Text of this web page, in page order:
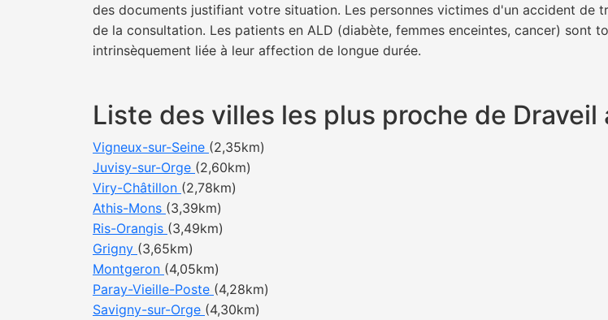
des documents justifiant votre situation. Les personnes victimes d'un accident de
de la consultation. Les patients en ALD (diabète, femmes enceintes, cancer) sont
intrinsèquement liée à leur affection de longue durée.
Liste des villes les plus proche de
Vigneux-sur-Seine (2,35km)
Juvisy-sur-Orge (2,60km)
Viry-Châtillon (2,78km)
Athis-Mons (3,39km)
Ris-Orangis (3,49km)
Grigny (3,65km)
Montgeron (4,05km)
Paray-Vieille-Poste (4,28km)
Savigny-sur-Orge (4,30km)